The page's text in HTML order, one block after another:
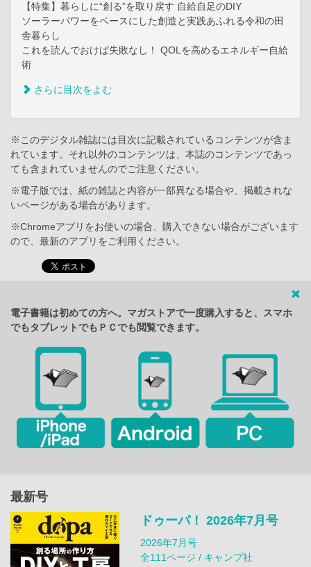
【特集】暮らしに“創る”を取り戻す 自給自足のDIY
ソーラーパワーをベースにした創造と実践あふれる令和の田
舎暮らし
これを読んでおけば失敗なし！ QOLを高めるエネルギー自給
術
さらに目次をよむ
※このデジタル雑誌には目次に記載されているコンテンツが含ま
れています。それ以外のコンテンツは、本誌のコンテンツであっ
ても含まれていませんのでご注意ください。
※電子版では、紙の雑誌と内容が一部異なる場合や、掲載されな
いページがある場合があります。
※Chromeアプリをお使いの場合、購入できない場合がございます
ので、最新のアプリをご利用ください。
電子書籍は初めての方へ。マガストアで一度購入すると、スマホ
でもタブレットでもＰＣでも閲覧できます。
最新号
ドゥーパ！ 2026年7月号
2026年7月号
全111ページ / キャンプ社